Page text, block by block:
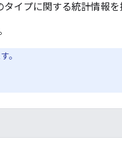
イプに関する統計情報を
。